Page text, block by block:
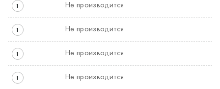
1 Не производится
1 Не производится
1 Не производится
1 Не производится